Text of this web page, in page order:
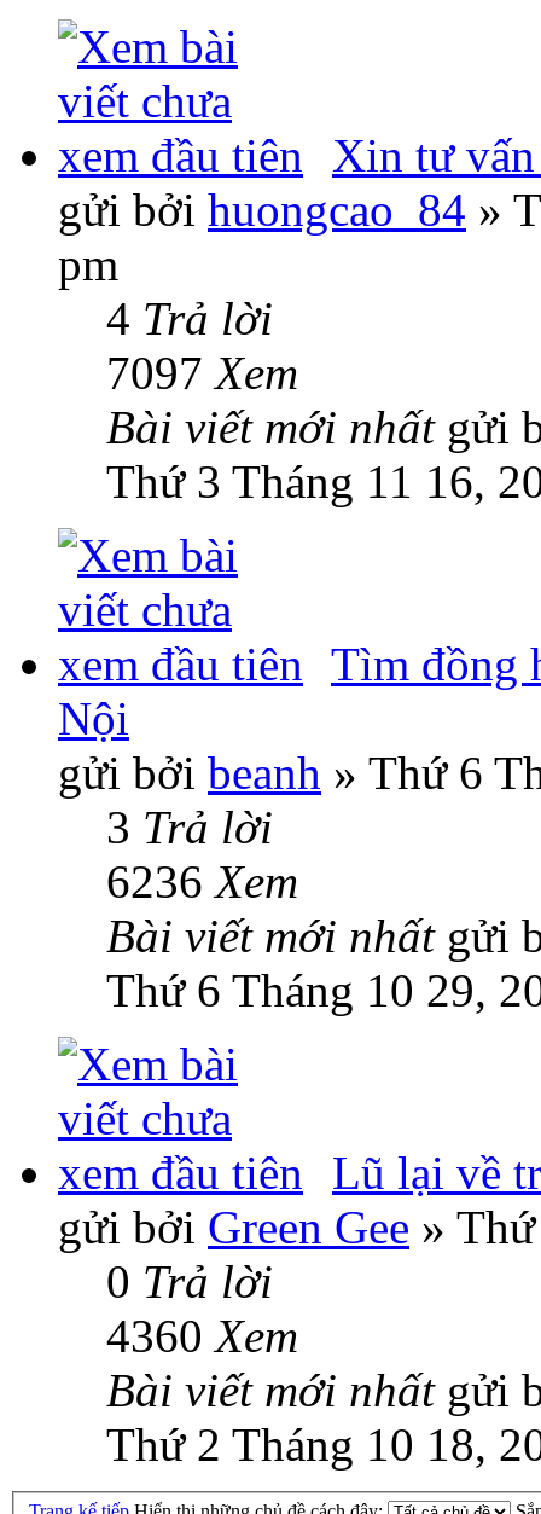
Xin tư
gửi bởi huongcao_84 »
pm
4 Trả lời
7097Xem
Bài viết mới nhất gửi
Thứ 3 Tháng 11 16,
Tìm đồng
Nội
gửi bởi beanh » Thứ 6
3 Trả lời
6236Xem
Bài viết mới nhất gửi
Thứ 6 Tháng 10 29,
Lũ lại về
gửi bởi Green Gee »
0 Trả lời
4360Xem
Bài viết mới nhất gửi
Thứ 2 Tháng 10 18,